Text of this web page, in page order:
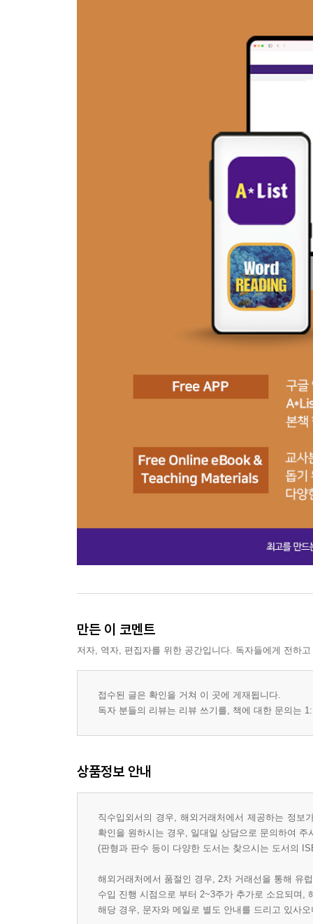
만든 이 코멘트
저자, 역자, 편집자를 위한 공간입니다. 독자들에게 전하
접수된 글은 확인을 거쳐 이 곳에 게재됩니다.
독자 분들의 리뷰는 리뷰 쓰기를, 책에 대한 문의는
상품정보 안내
직수입외서의 경우, 해외거래처에서 제공하는 정
확인을 원하시는 경우, 일대일 상담으로 문의하여 주
(판형과 판수 등이 다양한 도서는 찾으시는 도서의
해외거래처에서 품절인 경우, 2차 거래선을 통해 유
수입 진행 시점으로 부터 2~3주가 추가로 소요되며,
해당 경우, 문자와 메일로 별도 안내를 드리고 있사